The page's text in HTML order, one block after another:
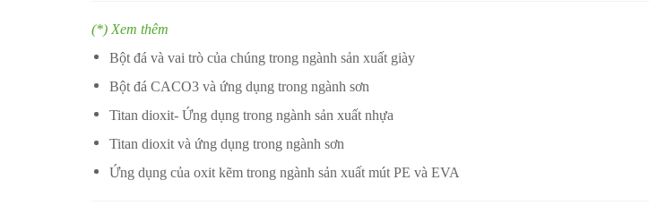
(*) Xem thêm
Bột đá và vai trò của chúng trong ngành sản xuất giày
Bột đá CACO3 và ứng dụng trong ngành sơn
Titan dioxit- Ứng dụng trong ngành sản xuất nhựa
Titan dioxit và ứng dụng trong ngành sơn
Ứng dụng của oxit kẽm trong ngành sản xuất mút PE và EVA